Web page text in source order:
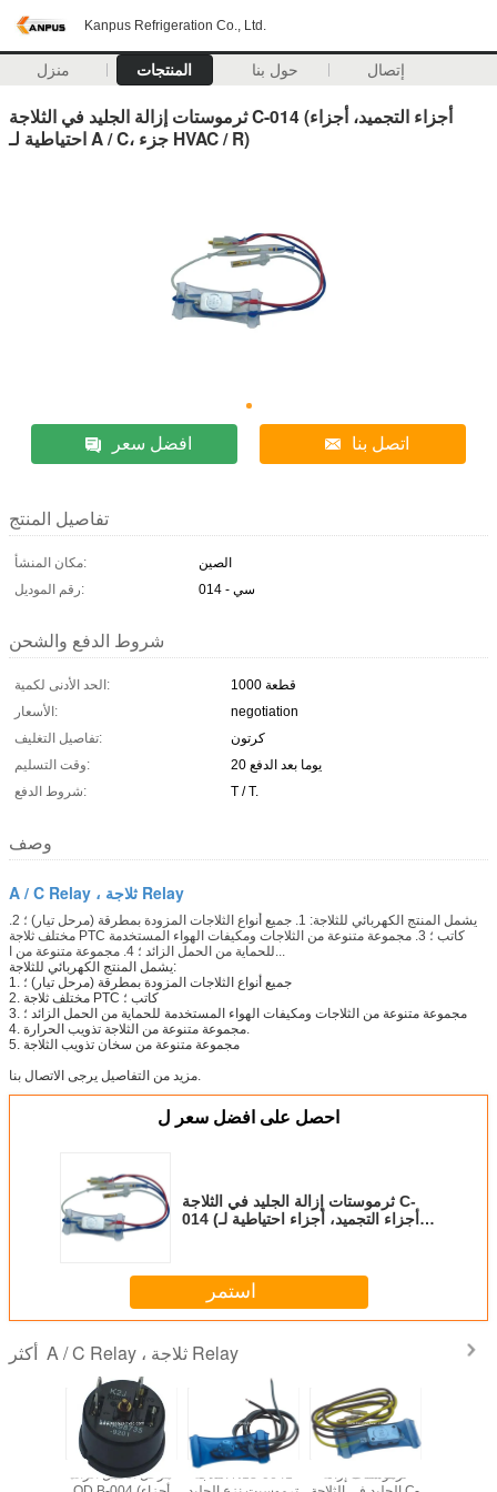
Kanpus Refrigeration Co., Ltd.
منزل المنتجات حول بنا إتصال
ثرموستات إزالة الجليد في الثلاجة C-014 (أجزاء التجميد، أجزاء
احتياطية لـ A / C، جزء HVAC / R)
افضل سعر اتصل بنا
تفاصيل المنتج
مكان المنشأ:
الصين
رقم الموديل:
سي - 014
شروط الدفع والشحن
الحد الأدنى لكمية:
1000 قطعة
الأسعار:
negotiation
تفاصيل التغليف:
كرتون
وقت التسليم:
20 يوما بعد الدفع
شروط الدفع:
T / T.
وصف
A / C Relay ، ثلاجة Relay
يشمل المنتج الكهربائي للثلاجة: 1. جميع أنواع الثلاجات المزودة بمطرقة (مرحل تيار) ؛ 2.
مختلف ثلاجة PTC كاتب ؛ 3. مجموعة متنوعة من الثلاجات ومكيفات الهواء المستخدمة
للحماية من الحمل الزائد ؛ 4. مجموعة متنوعة من ا...
يشمل المنتج الكهربائي للثلاجة:
1. جميع أنواع الثلاجات المزودة بمطرقة (مرحل تيار) ؛
2. مختلف ثلاجة PTC كاتب ؛
3. مجموعة متنوعة من الثلاجات ومكيفات الهواء المستخدمة للحماية من الحمل الزائد ؛
4. مجموعة متنوعة من الثلاجة تذويب الحرارة.
5. مجموعة متنوعة من سخان تذويب الثلاجة
مزيد من التفاصيل يرجى الاتصال بنا.
احصل على افضل سعر ل
ثرموستات إزالة الجليد في الثلاجة C-
014 (أجزاء التجميد، أجزاء احتياطية لـ A
استمر
A / C Relay ، ثلاجة Relay
مرحل الحمل الزائد
الثلاجة N13-0641
ثرموستات إزالة